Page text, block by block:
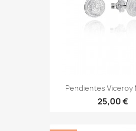
Pendientes Viceroy
25,00 €